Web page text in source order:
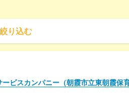
り込む
ビスカンパニー（朝霞市立東朝霞保